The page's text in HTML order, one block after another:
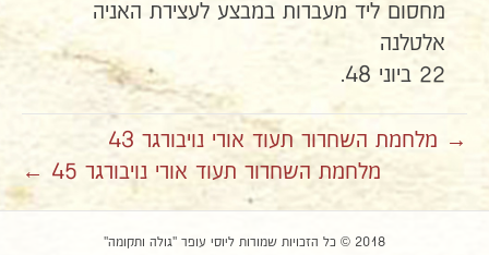
מחסום ליד מעברות במבצע לעצירת האניה
אלטלנה
22 ביוני 48.
→ מלחמת השחרור תעוד אורי נויבורגר 43
מלחמת השחרור תעוד אורי נויבורגר 45 ←
2018 © כל הזכויות שמורות ליוסי עופר "גולה ותקומה"